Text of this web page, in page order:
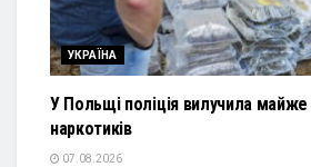
УКРАЇНА
У Польщі поліція вилучила майже
наркотиків
07.08.2026